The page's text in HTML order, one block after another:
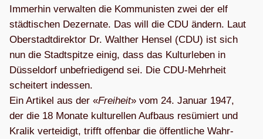
Immer­hin ver­wal­ten die Kom­mu­nis­ten zwei der elf
städ­ti­schen Dezer­nate. Das will die CDU ändern. Laut
Ober­stadt­di­rek­tor Dr. Walt­her Hen­sel (CDU) ist sich
nun die Stadt­spitze einig, dass das Kul­tur­le­ben in
Düs­sel­dorf unbe­frie­di­gend sei. Die CDU-Mehr­heit
schei­tert indes­sen.
Ein Arti­kel aus der «Frei­heit» vom 24. Januar 1947,
der die 18 Monate kul­tu­rel­len Auf­baus resü­miert und
Kra­lik ver­tei­digt, trifft offen­bar die öffent­li­che Wahr­